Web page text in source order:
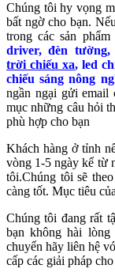
Chúng tôi hy vọng
bất ngờ cho bạn.
trong các sản phẩm
driver, đèn
trời chiếu xa, led
chiếu sáng nông
ngần ngại gửi email
mục những câu hỏi
phù hợp cho bạn
Khách hàng ở tỉnh
vòng 1-5 ngày kể từ
tôi.Chúng tôi sẽ
càng tốt. Mục tiêu
Chúng tôi đang rất
bạn không hài
chuyển hãy liên hệ
cấp các giải pháp